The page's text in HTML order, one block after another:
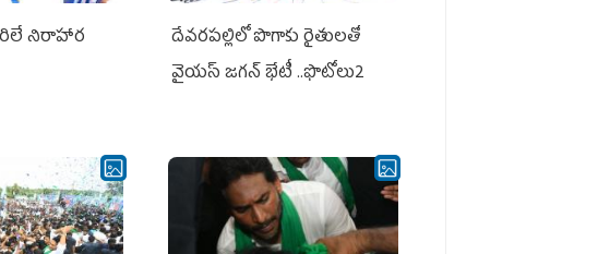
నిరాహార
దేవరపల్లిలో పొగాకు రైతులతో
వైయస్ జగన్ భేటీ ..ఫొటోలు2